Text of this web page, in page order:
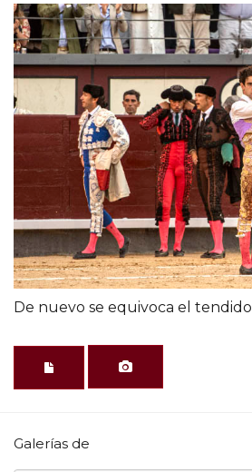
De nuevo se equivoca el tendido
Galerías de